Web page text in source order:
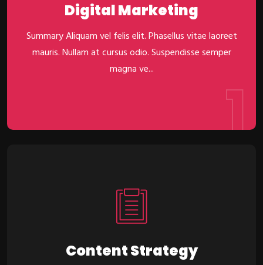
Digital Marketing
Summary Aliquam vel felis elit. Phasellus vitae laoreet
mauris. Nullam at cursus odio. Suspendisse semper
magna ve...
1
Content Strategy